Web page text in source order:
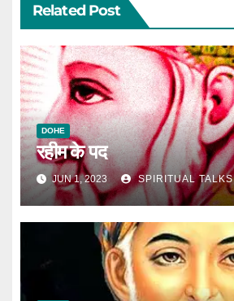
Related Post
DOHE
रहीम के पद
JUN 1, 2023 SPIRITUAL TALKS